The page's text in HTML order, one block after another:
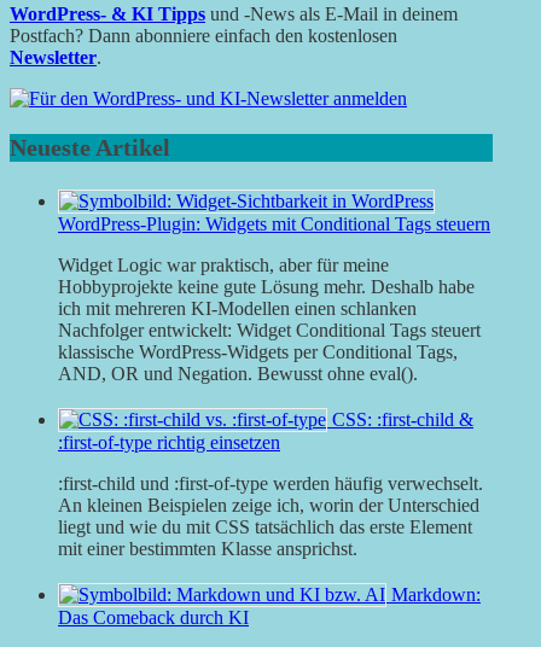
WordPress- & KI Tipps und -News als E-Mail in deinem
Postfach? Dann abonniere einfach den kostenlosen
Newsletter.
Neueste Artikel
WordPress-Plugin: Widgets mit Conditional Tags steuern
Widget Logic war praktisch, aber für meine
Hobbyprojekte keine gute Lösung mehr. Deshalb habe
ich mit mehreren KI-Modellen einen schlanken
Nachfolger entwickelt: Widget Conditional Tags steuert
klassische WordPress-Widgets per Conditional Tags,
AND, OR und Negation. Bewusst ohne eval().
CSS: :first-child &
:first-of-type richtig einsetzen
:first-child und :first-of-type werden häufig verwechselt.
An kleinen Beispielen zeige ich, worin der Unterschied
liegt und wie du mit CSS tatsächlich das erste Element
mit einer bestimmten Klasse ansprichst.
Markdown:
Das Comeback durch KI